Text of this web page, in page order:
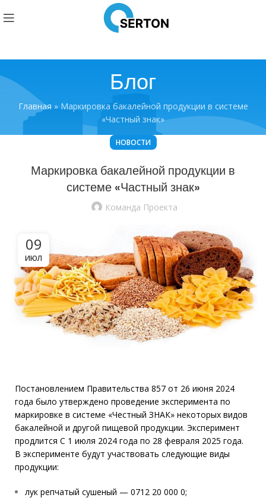
Блог
Главная » Маркировка бакалейной продукции в системе
«Частный знак»
НОВОСТИ
Маркировка бакалейной продукции в
системе «Частный знак»
Команда Проекта
09
ИЮЛ
Постановлением Правительства 857 от 26 июня 2024
года было утверждено проведение эксперимента по
маркировке в системе «Честный ЗНАК» некоторых видов
бакалейной и другой пищевой продукции. Эксперимент
продлится С 1 июля 2024 года по 28 февраля 2025 года.
В эксперименте будут участвовать следующие виды
продукции:
лук репчатый сушеный — 0712 20 000 0;